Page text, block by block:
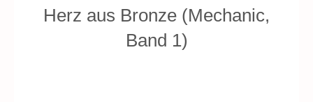
Herz aus Bronze (Mechanic,
Band 1)